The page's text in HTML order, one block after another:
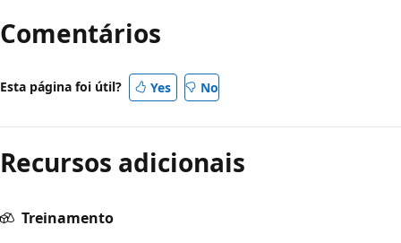
Comentários
Esta página foi útil? Yes No
Recursos adicionais
Treinamento